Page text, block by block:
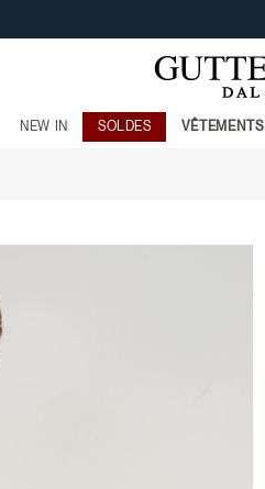
NEW IN SOLDES VÊTEMENTS